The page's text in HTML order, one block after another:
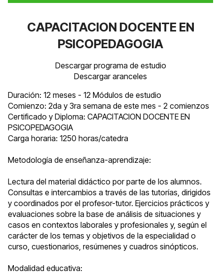
CAPACITACION DOCENTE EN
PSICOPEDAGOGIA
Descargar programa de estudio
Descargar aranceles
Duración: 12 meses - 12 Módulos de estudio
Comienzo: 2da y 3ra semana de este mes - 2 comienzos
Certificado y Diploma: CAPACITACION DOCENTE EN
PSICOPEDAGOGIA
Carga horaria: 1250 horas/catedra
Metodología de enseñanza-aprendizaje:
Lectura del material didáctico por parte de los alumnos.
Consultas e intercambios a través de las tutorías, dirigidos
y coordinados por el profesor-tutor. Ejercicios prácticos y
evaluaciones sobre la base de análisis de situaciones y
casos en contextos laborales y profesionales y, según el
carácter de los temas y objetivos de la especialidad o
curso, cuestionarios, resúmenes y cuadros sinópticos.
Modalidad educativa: